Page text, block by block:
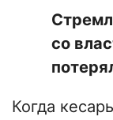
со
Когда